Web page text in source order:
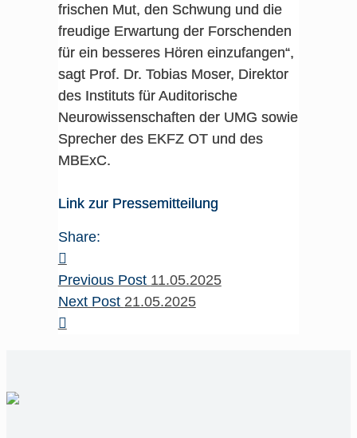
frischen Mut, den Schwung und die
freudige Erwartung der Forschenden
für ein besseres Hören einzufangen“,
sagt Prof. Dr. Tobias Moser, Direktor
des Instituts für Auditorische
Neurowissenschaften der UMG sowie
Sprecher des EKFZ OT und des
MBExC.
Link zur Pressemitteilung
Share:
Previous Post 11.05.2025
Next Post 21.05.2025